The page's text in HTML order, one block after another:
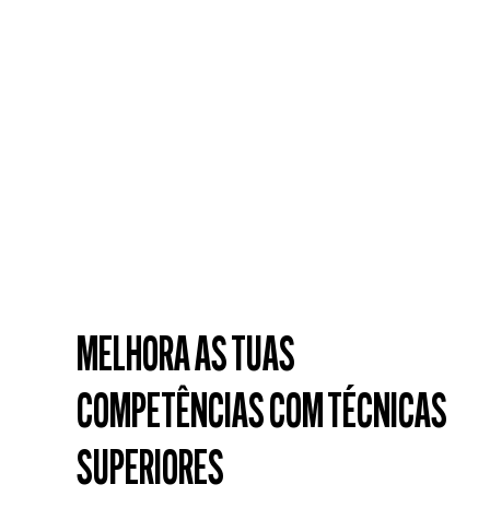
MELHORA AS TUAS
COMPETÊNCIAS COM TÉCNICAS
SUPERIORES